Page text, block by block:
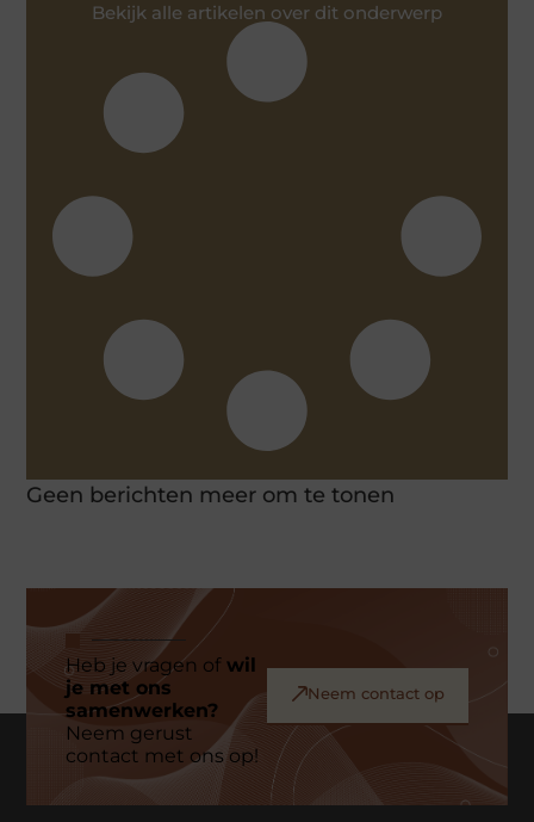
Bekijk alle artikelen over dit onderwerp
Geen berichten meer om te tonen
Heb je vragen ofwil
je met ons
samenwerken?
Neem gerust
contact met ons op!
Neem contact op